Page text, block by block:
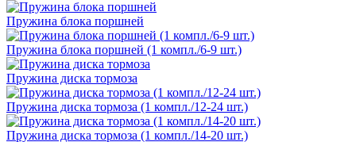
Пружина блока поршней
Пружина блока поршней (1 компл./6-9 шт.)
Пружина диска тормоза
Пружина диска тормоза (1 компл./12-24 шт.)
Пружина диска тормоза (1 компл./14-20 шт.)